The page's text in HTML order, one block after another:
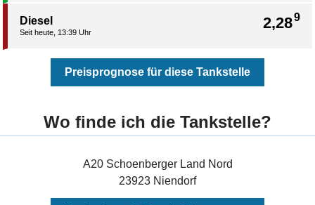
2,289
Diesel
Seit heute, 13:39 Uhr
Preisprognose für diese Tankstelle
Wo finde ich die Tankstelle?
A20 Schoenberger Land Nord
23923 Niendorf